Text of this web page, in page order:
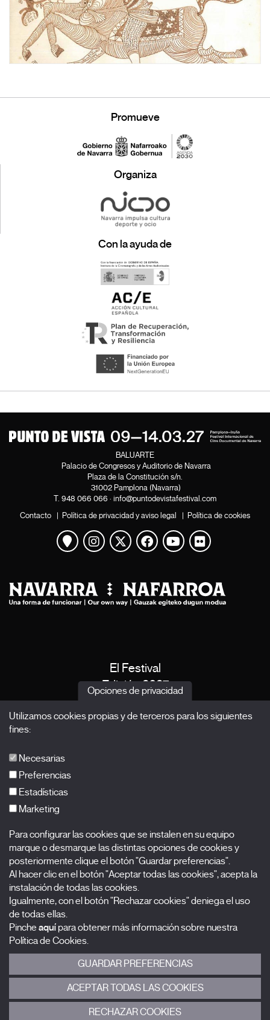
Promueve
Organiza
Con la ayuda de
BALUARTE
Palacio de Congresos y Auditorio de Navarra
Plaza de la Constitución s/n.
31002 Pamplona (Navarra)
T. 948 066 066 · info@puntodevistafestival.com
Contacto | Política de privacidad y aviso legal | Política de cookies
Ver mapa
Instagram
Twitter
Facebook
Youtube
Flickr
El Festival
Edición 2027
Acreditaciones
Nombre
Apellidos
Correo electrónico
Selecciona una categoría
0 listas seleccionadas
Acepto términos, condiciones ypolítica de privacidad
Opciones de privacidad
Utilizamos cookies propias y de terceros para los siguientes
fines:
Necesarias
Preferencias
Estadísticas
Marketing
Para configurar las cookies que se instalen en su equipo
marque o desmarque las distintas opciones de cookies y
posteriormente clique el botón "Guardar preferencias".
Al hacer clic en el botón "Aceptar todas las cookies", acepta la
instalación de todas las cookies.
Igualmente, con el botón "Rechazar cookies" deniega el uso
de todas ellas.
Pinche aquí para obtener más información sobre nuestra
Política de Cookies.
GUARDAR PREFERENCIAS
ACEPTAR TODAS LAS COOKIES
RECHAZAR COOKIES